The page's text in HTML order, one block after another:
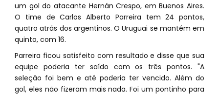
um gol do atacante Hernán Crespo, em Buenos Aires.
O time de Carlos Alberto Parreira tem 24 pontos,
quatro atrás dos argentinos. O Uruguai se mantém em
quinto, com 16.
Parreira ficou satisfeito com resultado e disse que sua
equipe poderia ter saído com os três pontos. "A
seleção foi bem e até poderia ter vencido. Além do
gol, eles não fizeram mais nada. Foi um pontinho para